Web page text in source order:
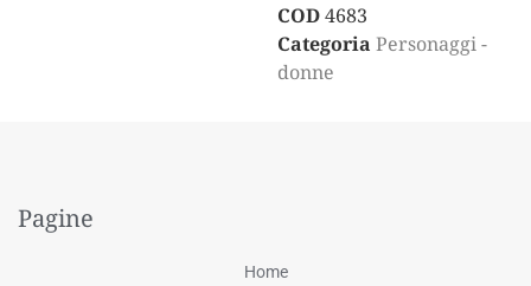
COD4683
Categoria Personaggi -
donne
Pagine
Home